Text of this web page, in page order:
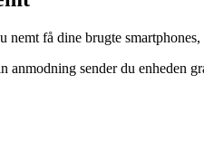
få dine brugte smartphones,
sender du enheden